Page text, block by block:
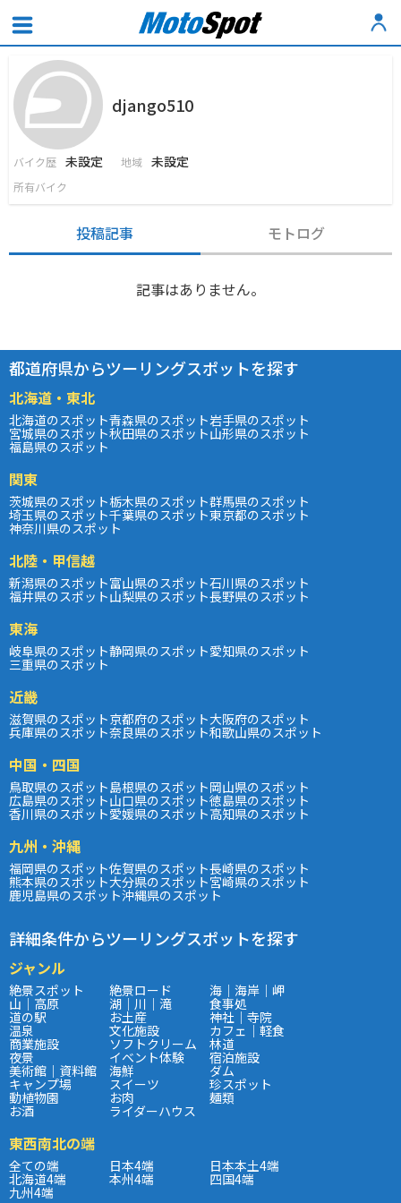
django510
バイク歴 未設定 地域 未設定
所有バイク
投稿記事 モトログ
記事はありません。
都道府県からツーリングスポットを探す
北海道・東北
北海道のスポット青森県のスポット岩手県のスポット
宮城県のスポット秋田県のスポット山形県のスポット
福島県のスポット
関東
茨城県のスポット栃木県のスポット群馬県のスポット
埼玉県のスポット千葉県のスポット東京都のスポット
神奈川県のスポット
北陸・甲信越
新潟県のスポット富山県のスポット石川県のスポット
福井県のスポット山梨県のスポット長野県のスポット
東海
岐阜県のスポット静岡県のスポット愛知県のスポット
三重県のスポット
近畿
滋賀県のスポット京都府のスポット大阪府のスポット
兵庫県のスポット奈良県のスポット和歌山県のスポット
中国・四国
鳥取県のスポット島根県のスポット岡山県のスポット
広島県のスポット山口県のスポット徳島県のスポット
香川県のスポット愛媛県のスポット高知県のスポット
九州・沖縄
福岡県のスポット佐賀県のスポット長崎県のスポット
熊本県のスポット大分県のスポット宮崎県のスポット
鹿児島県のスポット沖縄県のスポット
詳細条件からツーリングスポットを探す
ジャンル
絶景スポット 絶景ロード 海｜海岸｜岬
山｜高原 湖｜川｜滝 食事処
道の駅 お土産 神社｜寺院
温泉 文化施設 カフェ｜軽食
商業施設 ソフトクリーム 林道
夜景 イベント体験 宿泊施設
美術館｜資料館 海鮮 ダム
キャンプ場 スイーツ 珍スポット
動植物園 お肉 麺類
お酒 ライダーハウス
東西南北の端
全ての端 日本4端 日本本土4端
北海道4端 本州4端 四国4端
九州4端